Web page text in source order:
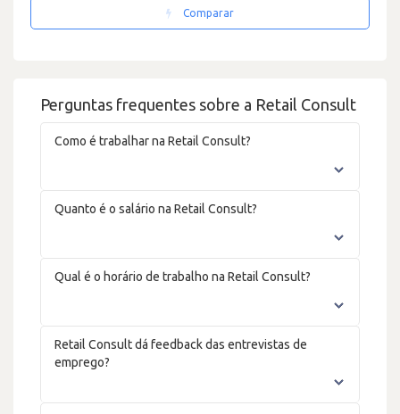
Perguntas frequentes sobre a Retail Consult
Como é trabalhar na Retail Consult?
Quanto é o salário na Retail Consult?
Qual é o horário de trabalho na Retail Consult?
Retail Consult dá feedback das entrevistas de
emprego?
Comparar